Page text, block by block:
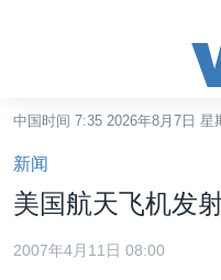
碍
链
接
跳
转
中国时间 7:35 2026年8月7日 星
新闻
美国航天飞机发
2007年4月11日 08:00